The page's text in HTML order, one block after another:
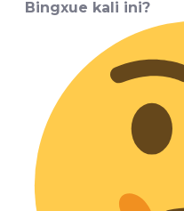
Bingxue kali ini?